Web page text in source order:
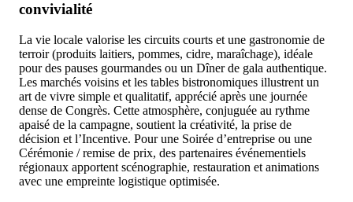
convivialité
La vie locale valorise les circuits courts et une gastronomie de
terroir (produits laitiers, pommes, cidre, maraîchage), idéale
pour des pauses gourmandes ou un Dîner de gala authentique.
Les marchés voisins et les tables bistronomiques illustrent un
art de vivre simple et qualitatif, apprécié après une journée
dense de Congrès. Cette atmosphère, conjuguée au rythme
apaisé de la campagne, soutient la créativité, la prise de
décision et l’Incentive. Pour une Soirée d’entreprise ou une
Cérémonie / remise de prix, des partenaires événementiels
régionaux apportent scénographie, restauration et animations
avec une empreinte logistique optimisée.